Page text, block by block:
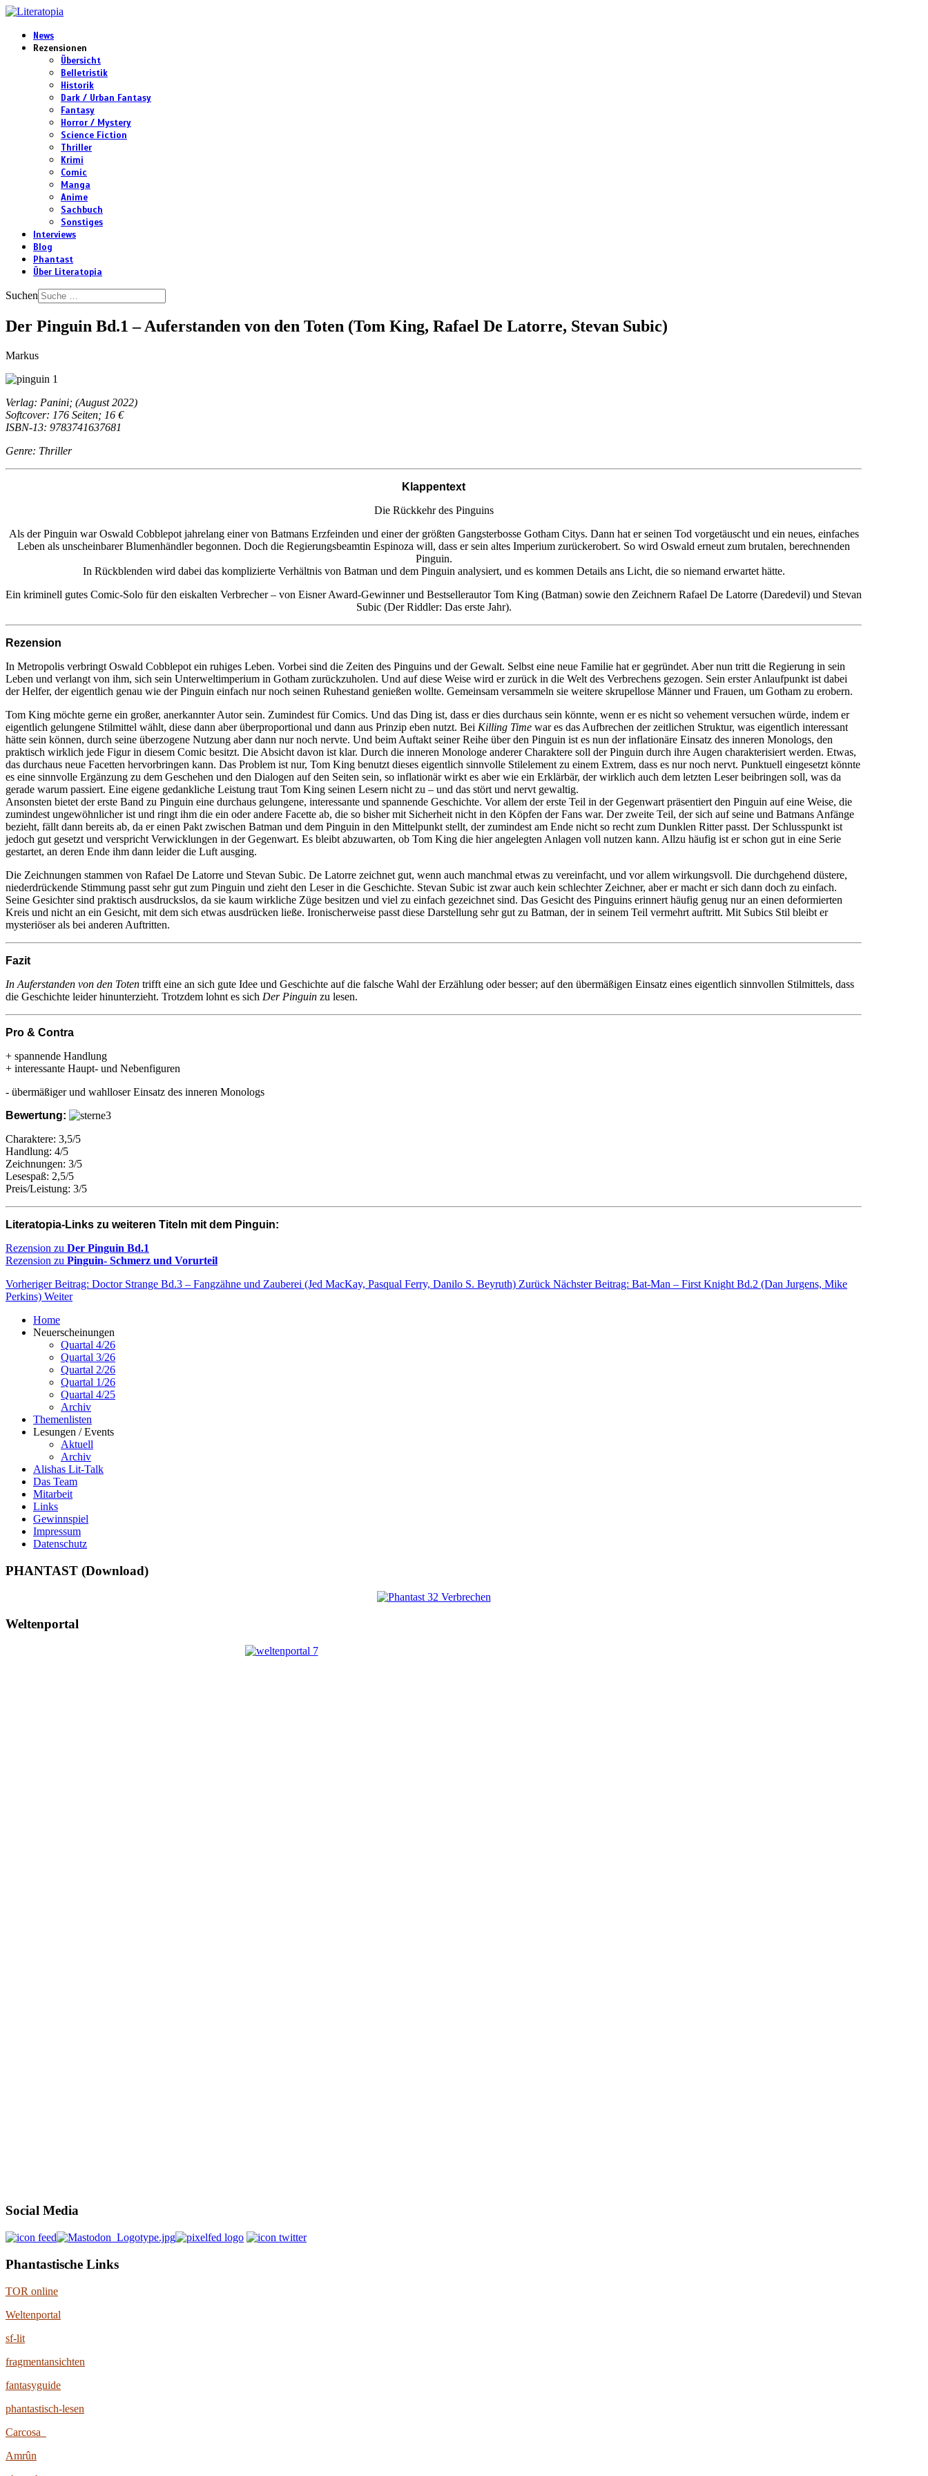
News
Rezensionen
Übersicht
Belletristik
Historik
Dark / Urban Fantasy
Fantasy
Horror / Mystery
Science Fiction
Thriller
Krimi
Comic
Manga
Anime
Sachbuch
Sonstiges
Interviews
Blog
Phantast
Über Literatopia
Suchen
Der Pinguin Bd.1 – Auferstanden von den Toten (Tom King, Rafael De Latorre, Stevan Subic)
Markus
Verlag: Panini; (August 2022)
Softcover: 176 Seiten; 16 €
ISBN-13: 9783741637681
Genre: Thriller
Klappentext
Die Rückkehr des Pinguins
Als der Pinguin war Oswald Cobblepot jahrelang einer von Batmans Erzfeinden und einer der größten Gangsterbosse Gotham Citys. Dann hat er seinen Tod vorgetäuscht und ein neues, einfaches
Leben als unscheinbarer Blumenhändler begonnen. Doch die Regierungsbeamtin Espinoza will, dass er sein altes Imperium zurückerobert. So wird Oswald erneut zum brutalen, berechnenden
Pinguin.
In Rückblenden wird dabei das komplizierte Verhältnis von Batman und dem Pinguin analysiert, und es kommen Details ans Licht, die so niemand erwartet hätte.
Ein kriminell gutes Comic-Solo für den eiskalten Verbrecher – von Eisner Award-Gewinner und Bestsellerautor Tom King (Batman) sowie den Zeichnern Rafael De Latorre (Daredevil) und Stevan
Subic (Der Riddler: Das erste Jahr).
Rezension
In Metropolis verbringt Oswald Cobblepot ein ruhiges Leben. Vorbei sind die Zeiten des Pinguins und der Gewalt. Selbst eine neue Familie hat er gegründet. Aber nun tritt die Regierung in sein
Leben und verlangt von ihm, sich sein Unterweltimperium in Gotham zurückzuholen. Und auf diese Weise wird er zurück in die Welt des Verbrechens gezogen. Sein erster Anlaufpunkt ist dabei
der Helfer, der eigentlich genau wie der Pinguin einfach nur noch seinen Ruhestand genießen wollte. Gemeinsam versammeln sie weitere skrupellose Männer und Frauen, um Gotham zu erobern.
Tom King möchte gerne ein großer, anerkannter Autor sein. Zumindest für Comics. Und das Ding ist, dass er dies durchaus sein könnte, wenn er es nicht so vehement versuchen würde, indem er
eigentlich gelungene Stilmittel wählt, diese dann aber überproportional und dann aus Prinzip eben nutzt. Bei Killing Time war es das Aufbrechen der zeitlichen Struktur, was eigentlich interessant
hätte sein können, durch seine überzogene Nutzung aber dann nur noch nervte. Und beim Auftakt seiner Reihe über den Pinguin ist es nun der inflationäre Einsatz des inneren Monologs, den
praktisch wirklich jede Figur in diesem Comic besitzt. Die Absicht davon ist klar. Durch die inneren Monologe anderer Charaktere soll der Pinguin durch ihre Augen charakterisiert werden. Etwas,
das durchaus neue Facetten hervorbringen kann. Das Problem ist nur, Tom King benutzt dieses eigentlich sinnvolle Stilelement zu einem Extrem, dass es nur noch nervt. Punktuell eingesetzt könnte
es eine sinnvolle Ergänzung zu dem Geschehen und den Dialogen auf den Seiten sein, so inflationär wirkt es aber wie ein Erklärbär, der wirklich auch dem letzten Leser beibringen soll, was da
gerade warum passiert. Eine eigene gedankliche Leistung traut Tom King seinen Lesern nicht zu – und das stört und nervt gewaltig.
Ansonsten bietet der erste Band zu Pinguin eine durchaus gelungene, interessante und spannende Geschichte. Vor allem der erste Teil in der Gegenwart präsentiert den Pinguin auf eine Weise, die
zumindest ungewöhnlicher ist und ringt ihm die ein oder andere Facette ab, die so bisher mit Sicherheit nicht in den Köpfen der Fans war. Der zweite Teil, der sich auf seine und Batmans Anfänge
bezieht, fällt dann bereits ab, da er einen Pakt zwischen Batman und dem Pinguin in den Mittelpunkt stellt, der zumindest am Ende nicht so recht zum Dunklen Ritter passt. Der Schlusspunkt ist
jedoch gut gesetzt und verspricht Verwicklungen in der Gegenwart. Es bleibt abzuwarten, ob Tom King die hier angelegten Anlagen voll nutzen kann. Allzu häufig ist er schon gut in eine Serie
gestartet, an deren Ende ihm dann leider die Luft ausging.
Die Zeichnungen stammen von Rafael De Latorre und Stevan Subic. De Latorre zeichnet gut, wenn auch manchmal etwas zu vereinfacht, und vor allem wirkungsvoll. Die durchgehend düstere,
niederdrückende Stimmung passt sehr gut zum Pinguin und zieht den Leser in die Geschichte. Stevan Subic ist zwar auch kein schlechter Zeichner, aber er macht er sich dann doch zu einfach.
Seine Gesichter sind praktisch ausdruckslos, da sie kaum wirkliche Züge besitzen und viel zu einfach gezeichnet sind. Das Gesicht des Pinguins erinnert häufig genug nur an einen deformierten
Kreis und nicht an ein Gesicht, mit dem sich etwas ausdrücken ließe. Ironischerweise passt diese Darstellung sehr gut zu Batman, der in seinem Teil vermehrt auftritt. Mit Subics Stil bleibt er
mysteriöser als bei anderen Auftritten.
Fazit
In Auferstanden von den Toten trifft eine an sich gute Idee und Geschichte auf die falsche Wahl der Erzählung oder besser; auf den übermäßigen Einsatz eines eigentlich sinnvollen Stilmittels, dass
die Geschichte leider hinunterzieht. Trotzdem lohnt es sich Der Pinguin zu lesen.
Pro & Contra
+ spannende Handlung
+ interessante Haupt- und Nebenfiguren
- übermäßiger und wahlloser Einsatz des inneren Monologs
Bewertung:
Charaktere: 3,5/5
Handlung: 4/5
Zeichnungen: 3/5
Lesespaß: 2,5/5
Preis/Leistung: 3/5
Literatopia-Links zu weiteren Titeln mit dem Pinguin:
Rezension zu Der Pinguin Bd.1
Rezension zu Pinguin- Schmerz und Vorurteil
Vorheriger Beitrag: Doctor Strange Bd.3 – Fangzähne und Zauberei (Jed MacKay, Pasqual Ferry, Danilo S. Beyruth) Zurück Nächster Beitrag: Bat-Man – First Knight Bd.2 (Dan Jurgens, Mike
Perkins) Weiter
Home
Neuerscheinungen
Quartal 4/26
Quartal 3/26
Quartal 2/26
Quartal 1/26
Quartal 4/25
Archiv
Themenlisten
Lesungen / Events
Aktuell
Archiv
Alishas Lit-Talk
Das Team
Mitarbeit
Links
Gewinnspiel
Impressum
Datenschutz
PHANTAST (Download)
Weltenportal
Social Media
Phantastische Links
TOR online
Weltenportal
sf-lit
fragmentansichten
fantasyguide
phantastisch-lesen
Carcosa
Amrûn